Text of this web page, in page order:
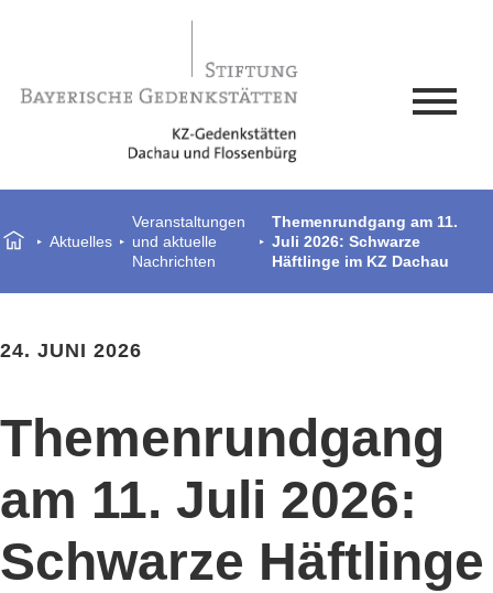
Aktuelles
Veranstaltungen
und aktuelle
Nachrichten
Themenrundgang am 11.
Juli 2026: Schwarze
Häftlinge im KZ Dachau
24. JUNI 2026
Themenrundgang
am 11. Juli 2026:
Schwarze Häftlinge